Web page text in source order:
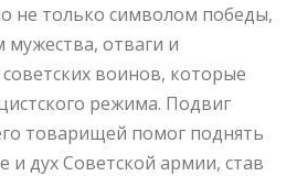
не только символом победы,
мужества, отваги и
воинов, которые
режима. Подвиг
товарищей помог поднять
и дух Советской армии, став